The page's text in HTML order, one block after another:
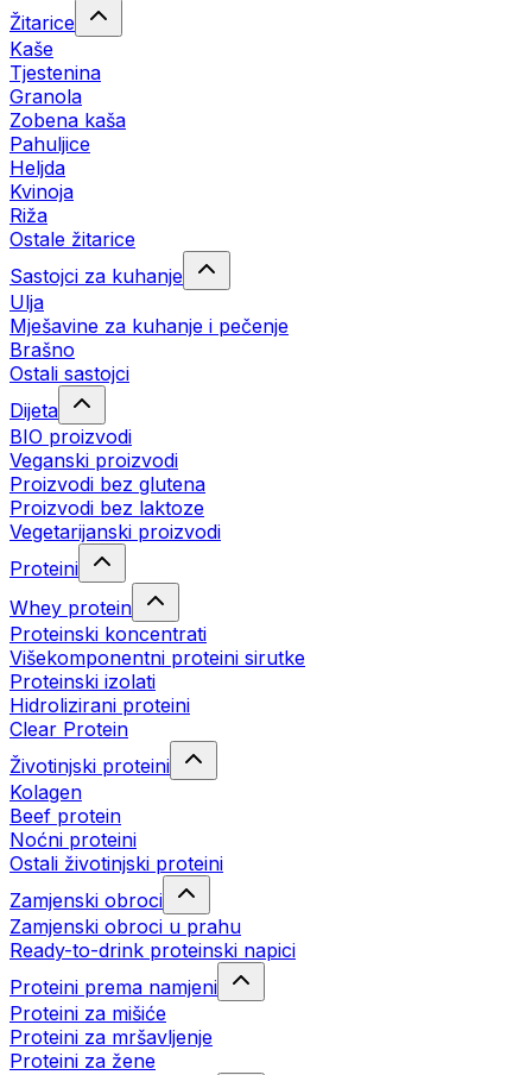
Žitarice
Kaše
Tjestenina
Granola
Zobena kaša
Pahuljice
Heljda
Kvinoja
Riža
Ostale žitarice
Sastojci za kuhanje
Ulja
Mješavine za kuhanje i pečenje
Brašno
Ostali sastojci
Dijeta
BIO proizvodi
Veganski proizvodi
Proizvodi bez glutena
Proizvodi bez laktoze
Vegetarijanski proizvodi
Proteini
Whey protein
Proteinski koncentrati
Višekomponentni proteini sirutke
Proteinski izolati
Hidrolizirani proteini
Clear Protein
Životinjski proteini
Kolagen
Beef protein
Noćni proteini
Ostali životinjski proteini
Zamjenski obroci
Zamjenski obroci u prahu
Ready-to-drink proteinski napici
Proteini prema namjeni
Proteini za mišiće
Proteini za mršavljenje
Proteini za žene